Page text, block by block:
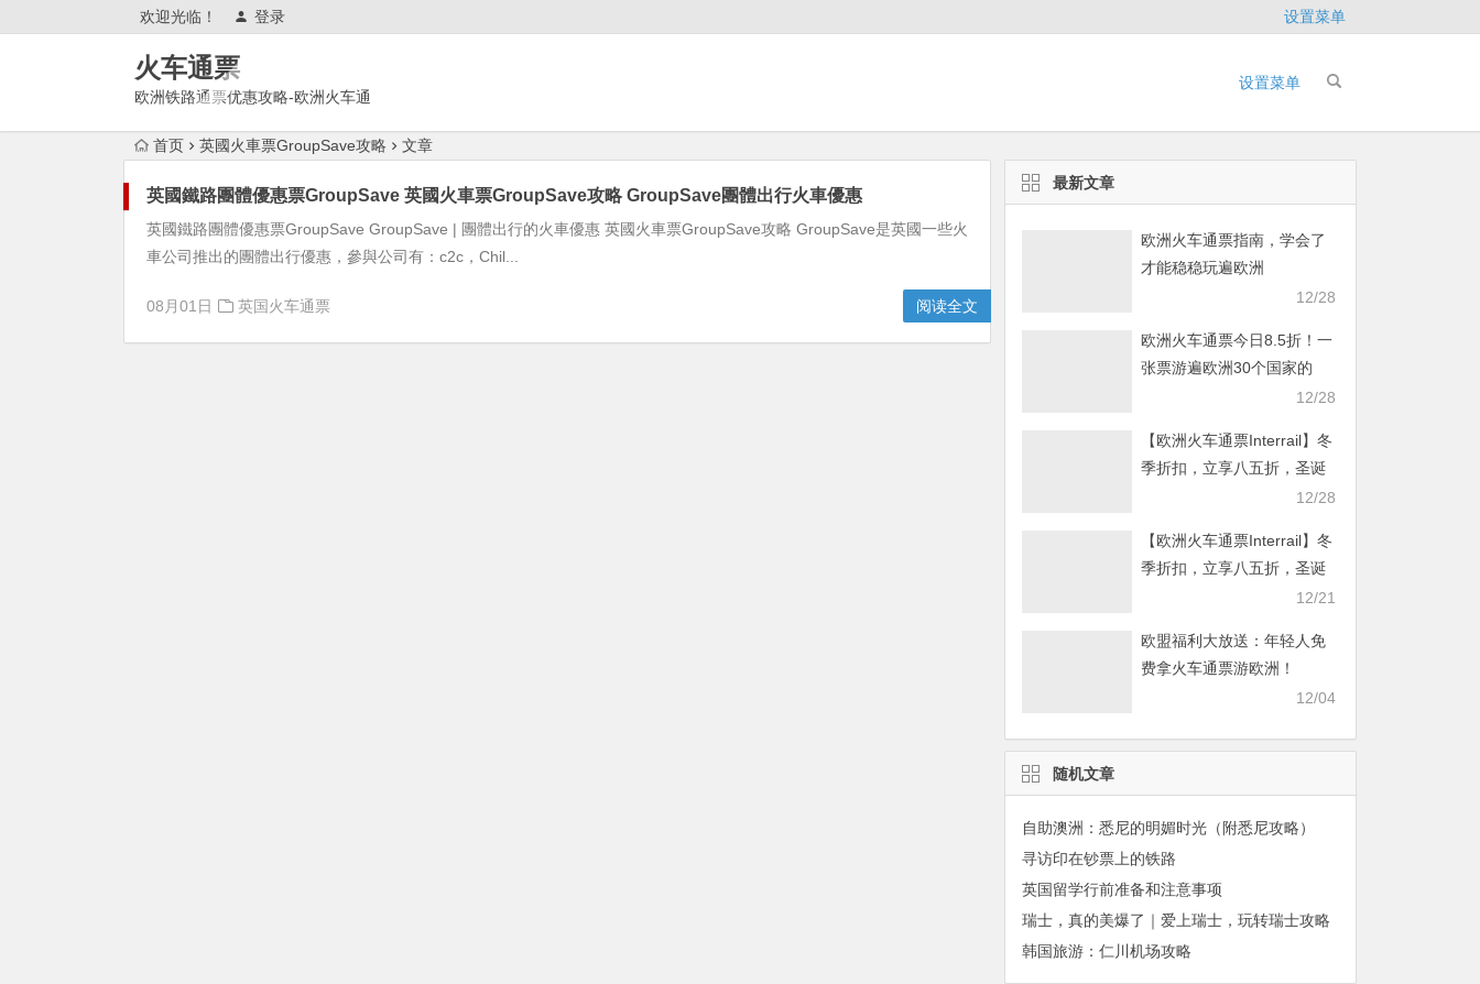
欢迎光临！ 登录 设置菜单
火车通票
欧洲铁路通票优惠攻略-欧洲火车通
设置菜单
首页 英國火車票GroupSave攻略 文章
英國鐵路團體優惠票GroupSave 英國火車票GroupSave攻略 GroupSave團體出行火車優惠
英國鐵路團體優惠票GroupSave GroupSave | 團體出行的火車優惠 英國火車票GroupSave攻略 GroupSave是英國一些火
車公司推出的團體出行優惠，參與公司有：c2c，Chil...
08月01日 英国火车通票 阅读全文
最新文章
欧洲火车通票指南，学会了
才能稳稳玩遍欧洲
12/28
欧洲火车通票今日8.5折！一
张票游遍欧洲30个国家的
12/28
【欧洲火车通票Interrail】冬
季折扣，立享八五折，圣诞
12/28
【欧洲火车通票Interrail】冬
季折扣，立享八五折，圣诞
12/21
欧盟福利大放送：年轻人免
费拿火车通票游欧洲！
12/04
随机文章
自助澳洲：悉尼的明媚时光（附悉尼攻略）
寻访印在钞票上的铁路
英国留学行前准备和注意事项
瑞士，真的美爆了｜爱上瑞士，玩转瑞士攻略
韩国旅游：仁川机场攻略